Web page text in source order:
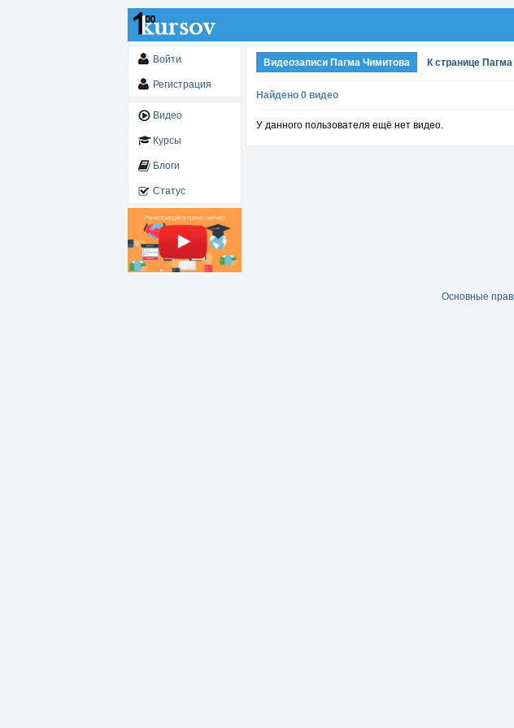
Войти
Регистрация
Видео
Курсы
Блоги
Статус
Видеозаписи Пагма Чимитова К странице
Найдено 0 видео
У данного пользователя ещё нет видео.
Основные